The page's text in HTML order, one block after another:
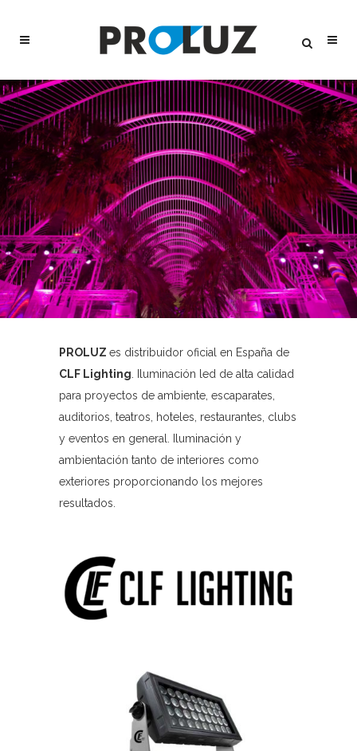
PROLUZ es distribuidor oficial en España de
CLF Lighting . Iluminación led de alta calidad
para proyectos de ambiente, escaparates,
auditorios, teatros, hoteles, restaurantes, clubs
y eventos en general. Iluminación y
ambientación tanto de interiores como
exteriores proporcionando los mejores
resultados.